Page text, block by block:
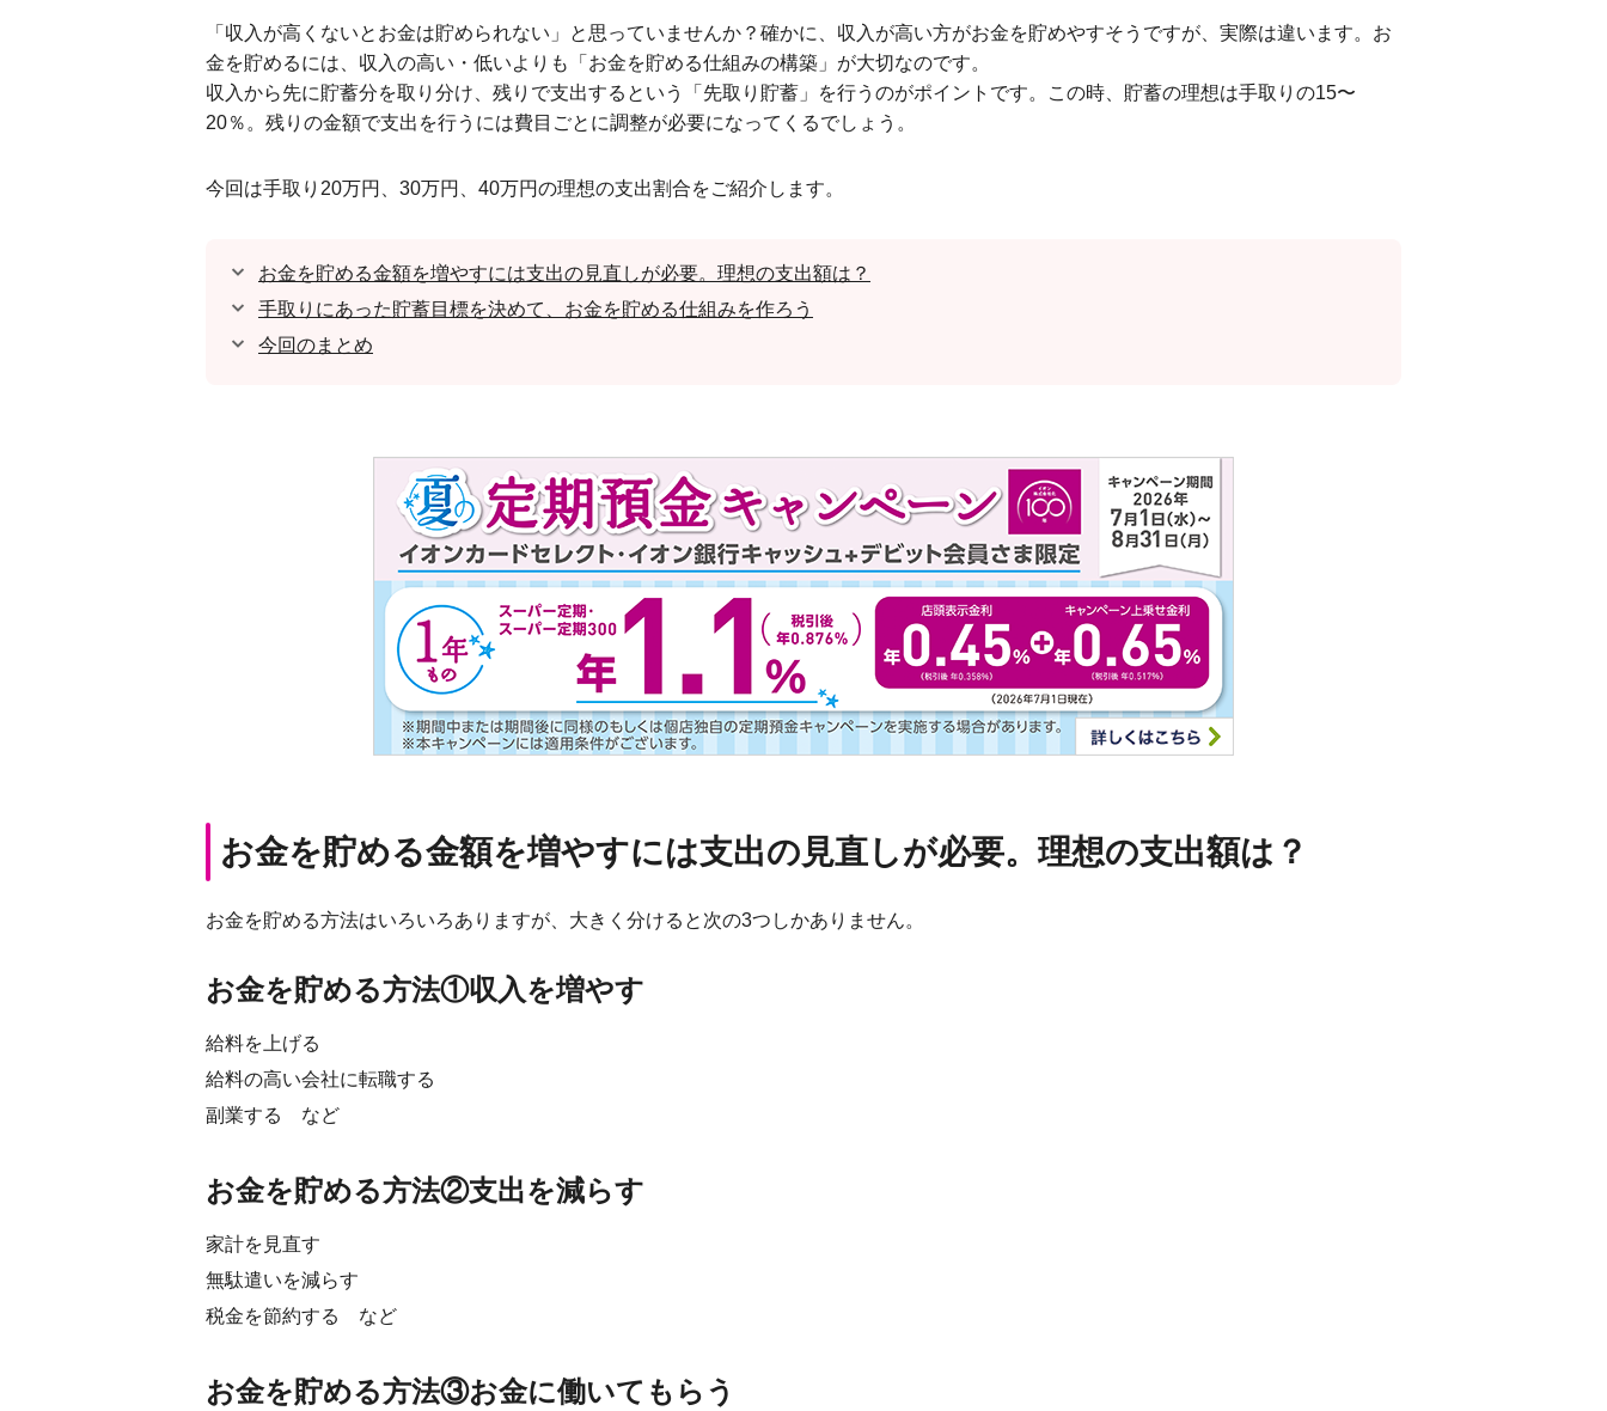
「収入が高くないとお金は貯められない」と思っていませんか？確かに、収入が高い方がお金を貯めやすそうですが、実際は違います。お
金を貯めるには、収入の高い・低いよりも「お金を貯める仕組みの構築」が大切なのです。
収入から先に貯蓄分を取り分け、残りで支出するという「先取り貯蓄」を行うのがポイントです。この時、貯蓄の理想は手取りの15〜
20％。残りの金額で支出を行うには費目ごとに調整が必要になってくるでしょう。
今回は手取り20万円、30万円、40万円の理想の支出割合をご紹介します。
お金を貯める金額を増やすには支出の見直しが必要。理想の支出額は？
手取りにあった貯蓄目標を決めて、お金を貯める仕組みを作ろう
今回のまとめ
お金を貯める金額を増やすには支出の見直しが必要。理想の支出額は？
お金を貯める方法はいろいろありますが、大きく分けると次の3つしかありません。
お金を貯める方法①収入を増やす
給料を上げる
給料の高い会社に転職する
副業する など
お金を貯める方法②支出を減らす
家計を見直す
無駄遣いを減らす
税金を節約する など
お金を貯める方法③お金に働いてもらう